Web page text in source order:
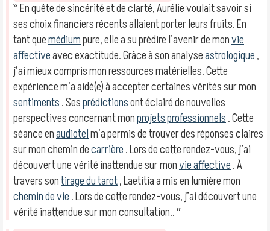
‶ En quête de sincérité et de clarté, Aurélie voulait savoir si
ses choix financiers récents allaient porter leurs fruits. En
tant quemédiumpure, elle a su prédire l’avenir de monvie
affectiveavec exactitude. Grâce à son analyseastrologique,
j’ai mieux compris mon ressources matérielles. Cette
expérience m’a aidé(e) à accepter certaines vérités sur mon
sentiments. Sesprédictionsont éclairé de nouvelles
perspectives concernant monprojets professionnels. Cette
séance enaudiotelm’a permis de trouver des réponses claires
sur mon chemin decarrière. Lors de cette rendez-vous, j’ai
découvert une vérité inattendue sur monvie affective. À
travers sontirage du tarot, Laetitia a mis en lumière mon
chemin de vie. Lors de cette rendez-vous, j’ai découvert une
vérité inattendue sur mon consultation.. ″